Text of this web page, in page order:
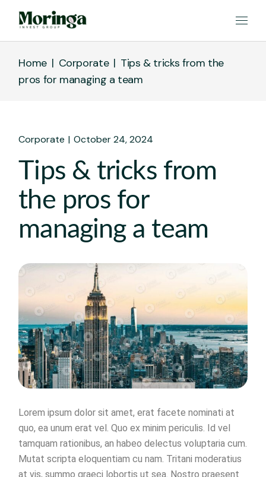
Home Corporate
Tips & tricks from the
pros for managing a team
Corporate October 24, 2024
Tips & tricks from
the pros for
managing a team
Lorem ipsum dolor sit amet, erat facete nominati at
quo, ea unum erat vel. Quo ex minim periculis. Id vel
tamquam rationibus, an habeo delectus voluptaria cum.
Mutat scripta eloquentiam cu nam. Tritani moderatius
at vis, summo graeci lobortis ut sea. Nostro praesent